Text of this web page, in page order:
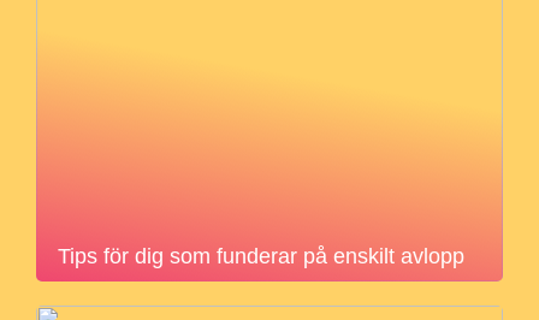
Tips för dig som funderar på enskilt avlopp